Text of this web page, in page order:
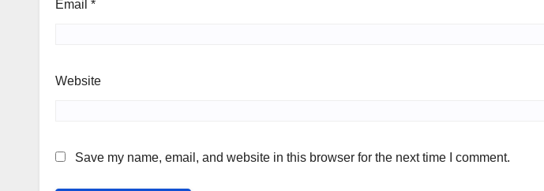
Email *
Website
Save my name, email, and website in this browser for the next time I comment.